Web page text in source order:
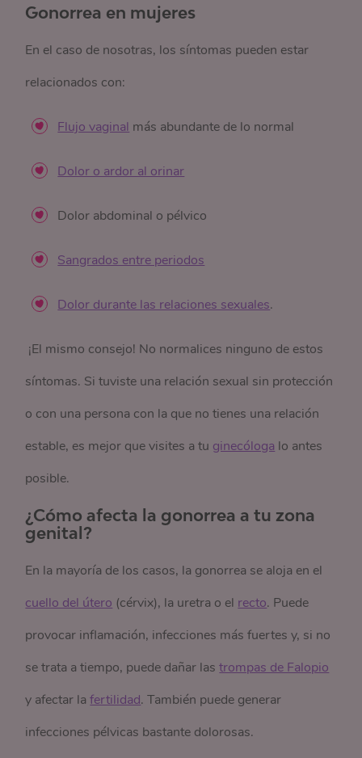
Gonorrea en mujeres
En el caso de nosotras, los síntomas pueden estar
relacionados con:
Flujo vaginal más abundante de lo normal
Dolor o ardor al orinar
Dolor abdominal o pélvico
Sangrados entre periodos
Dolor durante las relaciones sexuales.
¡El mismo consejo! No normalices ninguno de estos
síntomas. Si tuviste una relación sexual sin protección
o con una persona con la que no tienes una relación
estable, es mejor que visites a tu ginecóloga lo antes
posible.
¿Cómo afecta la gonorrea a tu zona
genital?
En la mayoría de los casos, la gonorrea se aloja en el
cuello del útero (cérvix), la uretra o el recto. Puede
provocar inflamación, infecciones más fuertes y, si no
se trata a tiempo, puede dañar lastrompas de Falopio
y afectar lafertilidad. También puede generar
infecciones pélvicas bastante dolorosas.